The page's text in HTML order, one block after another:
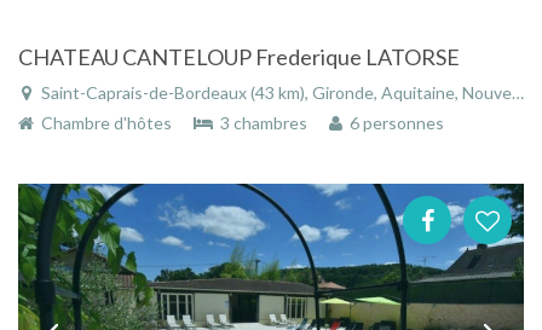
CHATEAU CANTELOUP Frederique LATORSE
Saint-Caprais-de-Bordeaux (43 km), Gironde, Aquitaine, Nouvelle-Aquitaine, France
Chambre d'hôtes
3 chambres 6 personnes